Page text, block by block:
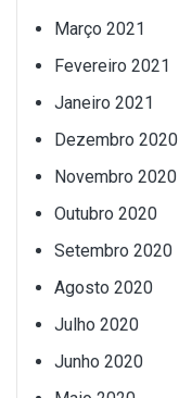
Março 2021
Fevereiro 2021
Janeiro 2021
Dezembro 2020
Novembro 2020
Outubro 2020
Setembro 2020
Agosto 2020
Julho 2020
Junho 2020